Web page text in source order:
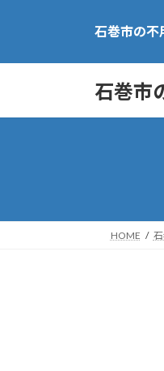
テ
ツ
ッ
ゲ
シ
移
石巻市の不
石巻市
HOME